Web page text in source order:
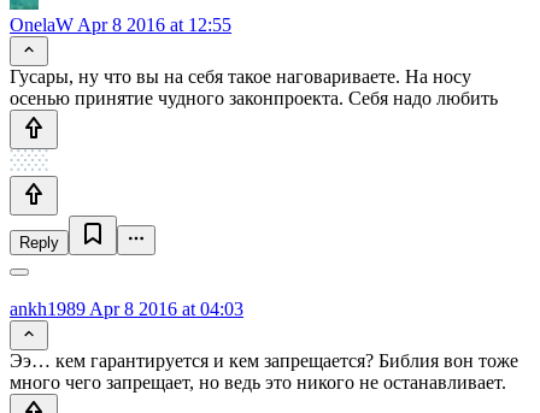
OnelaW Apr 8 2016 at 12:55
Гусары, ну что вы на себя такое наговариваете. На носу
осенью принятие чудного законпроекта. Себя надо любить
Reply
ankh1989 Apr 8 2016 at 04:03
Ээ… кем гарантируется и кем запрещается? Библия вон тоже
много чего запрещает, но ведь это никого не останавливает.